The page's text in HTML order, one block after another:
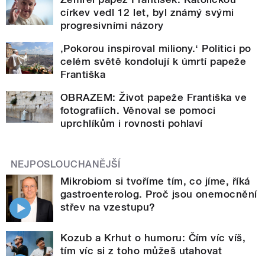
církev vedl 12 let, byl známý svými
progresivními názory
‚Pokorou inspiroval miliony.‘ Politici po
celém světě kondolují k úmrtí papeže
Františka
OBRAZEM: Život papeže Františka ve
fotografiích. Věnoval se pomoci
uprchlíkům i rovnosti pohlaví
NEJPOSLOUCHANĚJŠÍ
Mikrobiom si tvoříme tím, co jíme, říká
gastroenterolog. Proč jsou onemocnění
střev na vzestupu?
Kozub a Krhut o humoru: Čím víc víš,
tím víc si z toho můžeš utahovat